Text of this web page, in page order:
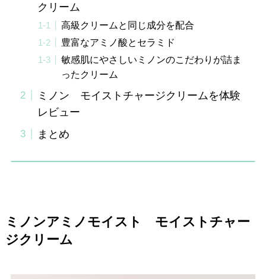
クリーム
高級クリームと同じ成分を配合
豊富なアミノ酸とセラミド
敏感肌にやさしいミノンのこだわりが詰ま
ったクリーム
ミノン モイストチャージクリームを体験
レビュー
まとめ
ミノンアミノモイスト モイストチャー
ジクリーム